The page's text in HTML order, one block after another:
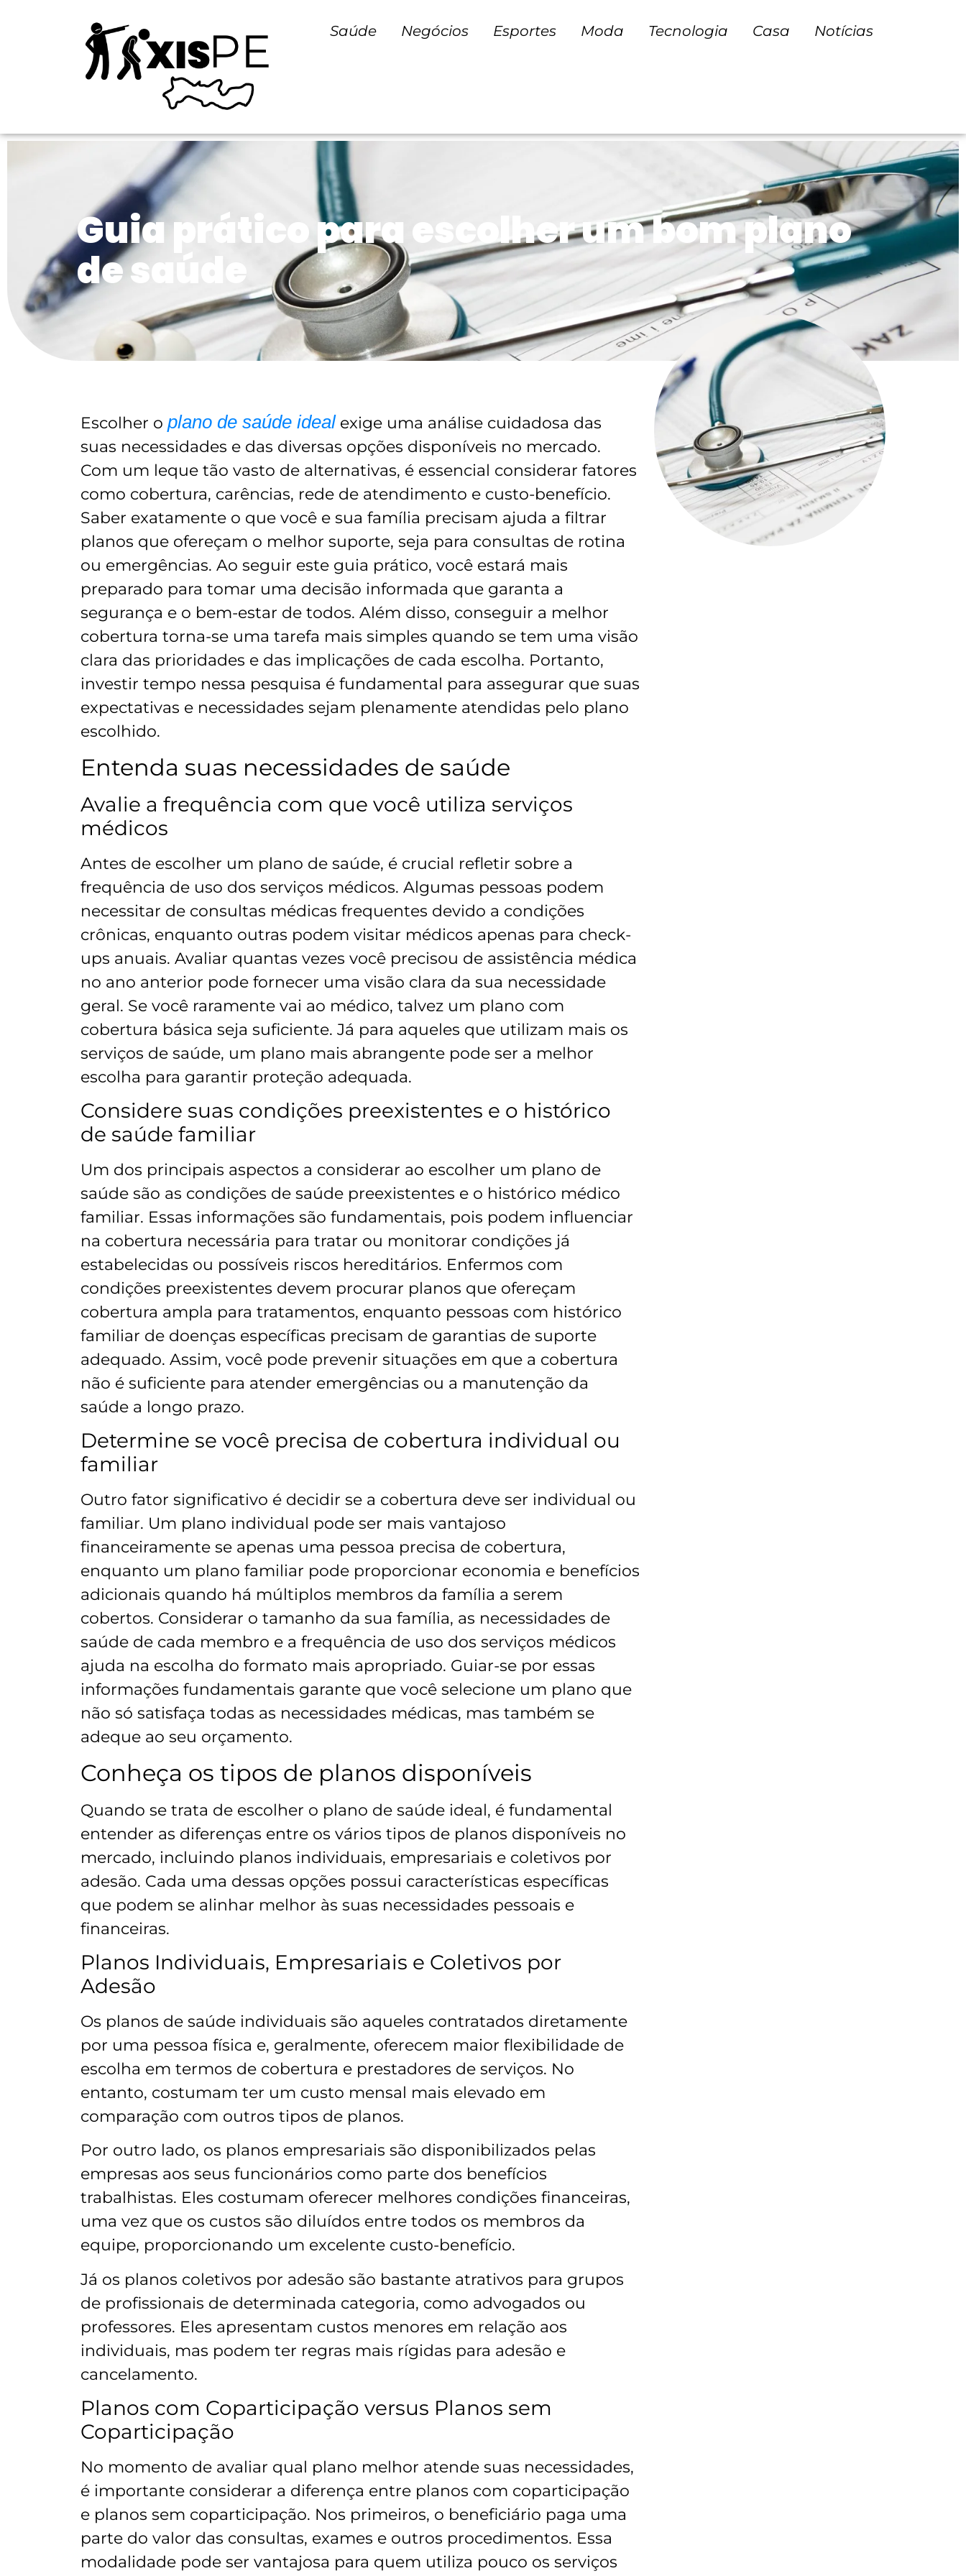
Saúde Negócios Esportes Moda Tecnologia Casa Notícias
Guia prático para escolher um bom plano
de saúde
Escolher o plano de saúde ideal exige uma análise cuidadosa das
suas necessidades e das diversas opções disponíveis no mercado.
Com um leque tão vasto de alternativas, é essencial considerar fatores
como cobertura, carências, rede de atendimento e custo-benefício.
Saber exatamente o que você e sua família precisam ajuda a filtrar
planos que ofereçam o melhor suporte, seja para consultas de rotina
ou emergências. Ao seguir este guia prático, você estará mais
preparado para tomar uma decisão informada que garanta a
segurança e o bem-estar de todos. Além disso, conseguir a melhor
cobertura torna-se uma tarefa mais simples quando se tem uma visão
clara das prioridades e das implicações de cada escolha. Portanto,
investir tempo nessa pesquisa é fundamental para assegurar que suas
expectativas e necessidades sejam plenamente atendidas pelo plano
escolhido.
Entenda suas necessidades de saúde
Avalie a frequência com que você utiliza serviços
médicos
Antes de escolher um plano de saúde, é crucial refletir sobre a
frequência de uso dos serviços médicos. Algumas pessoas podem
necessitar de consultas médicas frequentes devido a condições
crônicas, enquanto outras podem visitar médicos apenas para check-
ups anuais. Avaliar quantas vezes você precisou de assistência médica
no ano anterior pode fornecer uma visão clara da sua necessidade
geral. Se você raramente vai ao médico, talvez um plano com
cobertura básica seja suficiente. Já para aqueles que utilizam mais os
serviços de saúde, um plano mais abrangente pode ser a melhor
escolha para garantir proteção adequada.
Considere suas condições preexistentes e o histórico
de saúde familiar
Um dos principais aspectos a considerar ao escolher um plano de
saúde são as condições de saúde preexistentes e o histórico médico
familiar. Essas informações são fundamentais, pois podem influenciar
na cobertura necessária para tratar ou monitorar condições já
estabelecidas ou possíveis riscos hereditários. Enfermos com
condições preexistentes devem procurar planos que ofereçam
cobertura ampla para tratamentos, enquanto pessoas com histórico
familiar de doenças específicas precisam de garantias de suporte
adequado. Assim, você pode prevenir situações em que a cobertura
não é suficiente para atender emergências ou a manutenção da
saúde a longo prazo.
Determine se você precisa de cobertura individual ou
familiar
Outro fator significativo é decidir se a cobertura deve ser individual ou
familiar. Um plano individual pode ser mais vantajoso
financeiramente se apenas uma pessoa precisa de cobertura,
enquanto um plano familiar pode proporcionar economia e benefícios
adicionais quando há múltiplos membros da família a serem
cobertos. Considerar o tamanho da sua família, as necessidades de
saúde de cada membro e a frequência de uso dos serviços médicos
ajuda na escolha do formato mais apropriado. Guiar-se por essas
informações fundamentais garante que você selecione um plano que
não só satisfaça todas as necessidades médicas, mas também se
adeque ao seu orçamento.
Conheça os tipos de planos disponíveis
Quando se trata de escolher o plano de saúde ideal, é fundamental
entender as diferenças entre os vários tipos de planos disponíveis no
mercado, incluindo planos individuais, empresariais e coletivos por
adesão. Cada uma dessas opções possui características específicas
que podem se alinhar melhor às suas necessidades pessoais e
financeiras.
Planos Individuais, Empresariais e Coletivos por
Adesão
Os planos de saúde individuais são aqueles contratados diretamente
por uma pessoa física e, geralmente, oferecem maior flexibilidade de
escolha em termos de cobertura e prestadores de serviços. No
entanto, costumam ter um custo mensal mais elevado em
comparação com outros tipos de planos.
Por outro lado, os planos empresariais são disponibilizados pelas
empresas aos seus funcionários como parte dos benefícios
trabalhistas. Eles costumam oferecer melhores condições financeiras,
uma vez que os custos são diluídos entre todos os membros da
equipe, proporcionando um excelente custo-benefício.
Já os planos coletivos por adesão são bastante atrativos para grupos
de profissionais de determinada categoria, como advogados ou
professores. Eles apresentam custos menores em relação aos
individuais, mas podem ter regras mais rígidas para adesão e
cancelamento.
Planos com Coparticipação versus Planos sem
Coparticipação
No momento de avaliar qual plano melhor atende suas necessidades,
é importante considerar a diferença entre planos com coparticipação
e planos sem coparticipação. Nos primeiros, o beneficiário paga uma
parte do valor das consultas, exames e outros procedimentos. Essa
modalidade pode ser vantajosa para quem utiliza pouco os serviços